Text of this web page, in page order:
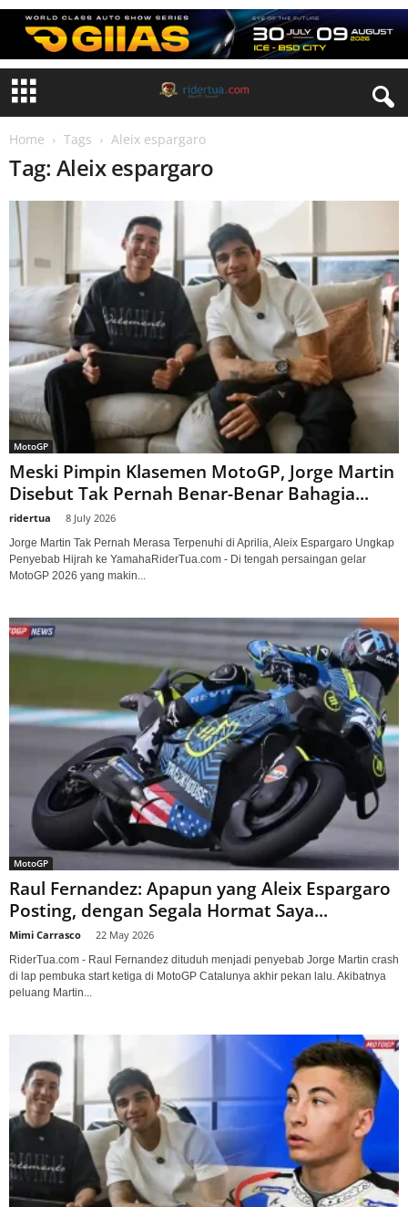
Home Tags Aleix espargaro
Tag: Aleix espargaro
MotoGP
Meski Pimpin Klasemen MotoGP, Jorge Martin
Disebut Tak Pernah Benar-Benar Bahagia...
ridertua 8 July 2026
Jorge Martin Tak Pernah Merasa Terpenuhi di Aprilia, Aleix Espargaro Ungkap
Penyebab Hijrah ke YamahaRiderTua.com - Di tengah persaingan gelar
MotoGP 2026 yang makin...
MotoGP
Raul Fernandez: Apapun yang Aleix Espargaro
Posting, dengan Segala Hormat Saya...
Mimi Carrasco 22 May 2026
RiderTua.com - Raul Fernandez dituduh menjadi penyebab Jorge Martin crash
di lap pembuka start ketiga di MotoGP Catalunya akhir pekan lalu. Akibatnya
peluang Martin...